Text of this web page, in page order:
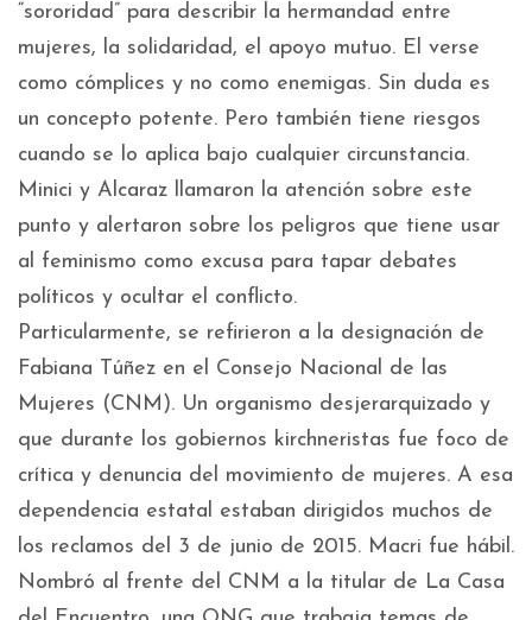
“sororidad” para describir la hermandad entre
mujeres, la solidaridad, el apoyo mutuo. El verse
como cómplices y no como enemigas. Sin duda es
un concepto potente. Pero también tiene riesgos
cuando se lo aplica bajo cualquier circunstancia.
Minici y Alcaraz llamaron la atención sobre este
punto y alertaron sobre los peligros que tiene usar
al feminismo como excusa para tapar debates
políticos y ocultar el conflicto.
Particularmente, se refirieron a la designación de
Fabiana Túñez en el Consejo Nacional de las
Mujeres (CNM). Un organismo desjerarquizado y
que durante los gobiernos kirchneristas fue foco de
crítica y denuncia del movimiento de mujeres. A esa
dependencia estatal estaban dirigidos muchos de
los reclamos del 3 de junio de 2015. Macri fue hábil.
Nombró al frente del CNM a la titular de La Casa